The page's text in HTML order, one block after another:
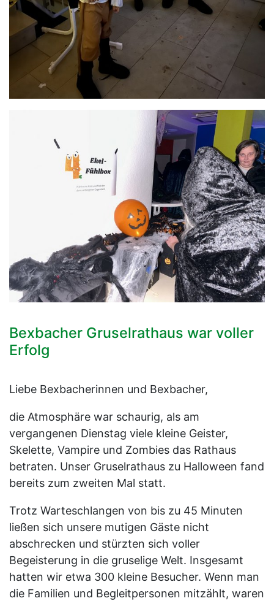
Bexbacher Gruselrathaus war voller
Erfolg
Liebe Bexbacherinnen und Bexbacher,
die Atmosphäre war schaurig, als am
vergangenen Dienstag viele kleine Geister,
Skelette, Vampire und Zombies das Rathaus
betraten. Unser Gruselrathaus zu Halloween fand
bereits zum zweiten Mal statt.
Trotz Warteschlangen von bis zu 45 Minuten
ließen sich unsere mutigen Gäste nicht
abschrecken und stürzten sich voller
Begeisterung in die gruselige Welt. Insgesamt
hatten wir etwa 300 kleine Besucher. Wenn man
die Familien und Begleitpersonen mitzählt, waren